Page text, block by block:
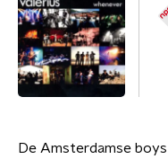
De Amsterdamse